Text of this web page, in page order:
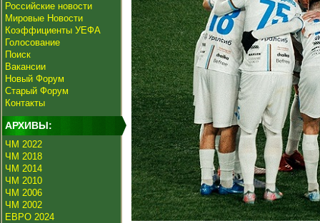
Российские новости
Мировые Новости
Коэффициенты УЕФА
Голосование
Поиск
Вакансии
Новый Форум
Старый Форум
Контакты
АРХИВЫ:
ЧМ 2022
ЧМ 2018
ЧМ 2014
ЧМ 2010
ЧМ 2006
ЧМ 2002
ЕВРО 2024